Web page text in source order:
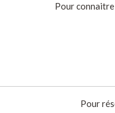
Pour
Pour